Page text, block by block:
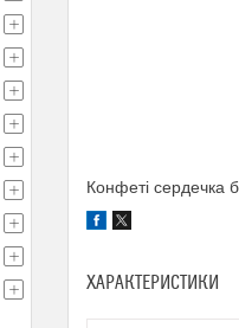
Конфеті сердечка
ХАРАКТЕРИСТИКИ